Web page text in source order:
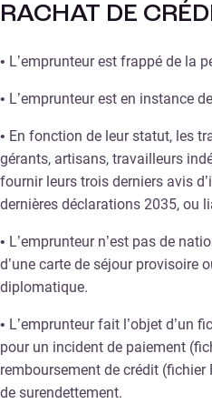
RACHAT DE
• L’emprunteur est frappé de la
• L’emprunteur est en instance
• En fonction de leur statut, les
gérants, artisans, travailleurs
fournir leurs trois derniers avis
dernières déclarations 2035, ou
• L’emprunteur n’est pas de
d’une carte de séjour provisoire
diplomatique.
• L’emprunteur fait l’objet d’un
pour un incident de paiement
remboursement de crédit (fichier
de surendettement.